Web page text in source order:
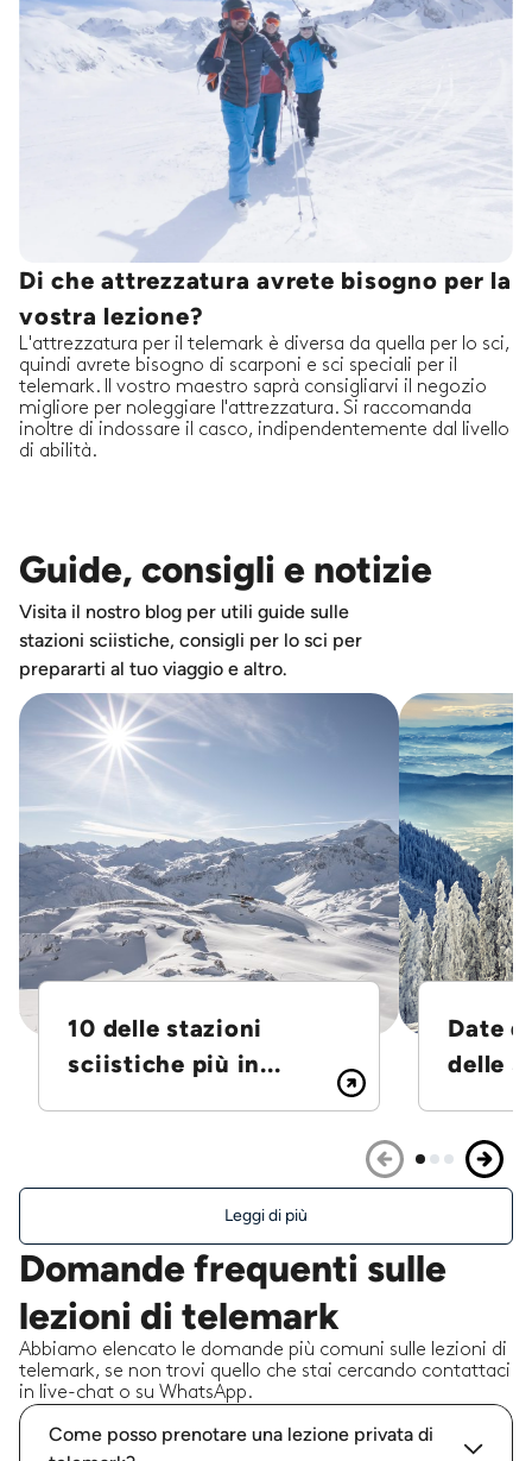
Di che attrezzatura avrete bisogno per la
vostra lezione?
L'attrezzatura per il telemark è diversa da quella per lo sci,
quindi avrete bisogno di scarponi e sci speciali per il
telemark. Il vostro maestro saprà consigliarvi il negozio
migliore per noleggiare l'attrezzatura. Si raccomanda
inoltre di indossare il casco, indipendentemente dal livello
di abilità.
Guide, consigli e notizie
Visita il nostro blog per utili guide sulle
stazioni sciistiche, consigli per lo sci per
prepararti al tuo viaggio e altro.
10 delle stazioni
sciistiche più in...
Date
delle
Leggi di più
Domande frequenti sulle
lezioni di telemark
Abbiamo elencato le domande più comuni sulle lezioni di
telemark, se non trovi quello che stai cercando contattaci
in live-chat o su WhatsApp.
Come posso prenotare una lezione privata di